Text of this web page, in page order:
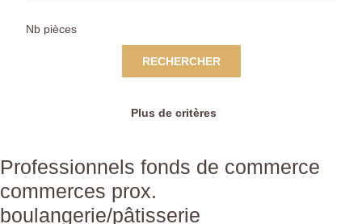
RECHERCHER
Plus de critères
Professionnels fonds de commerce
commerces prox.
boulangerie/pâtisserie